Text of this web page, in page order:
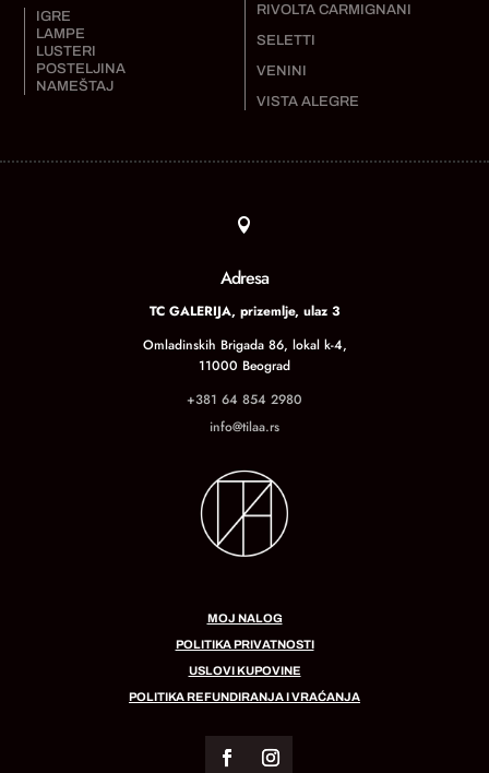
IGRE
LAMPE
LUSTERI
POSTELJINA
NAMEŠTAJ
RIVOLTA CARMIGNANI
SELETTI
VENINI
VISTA ALEGRE

Adresa
TC GALERIJA, prizemlje, ulaz 3
Omladinskih Brigada 86, lokal k-4,
11000 Beograd
+381 64 854 2980
info@tilaa.rs
MOJ NALOG
POLITIKA PRIVATNOSTI
USLOVI KUPOVINE
POLITIKA REFUNDIRANJA I VRAĆANJA